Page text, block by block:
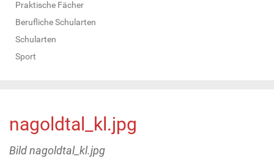
Praktische Fächer
Berufliche Schularten
Schularten
Sport
nagoldtal_kl.jpg
Bild nagoldtal_kl.jpg